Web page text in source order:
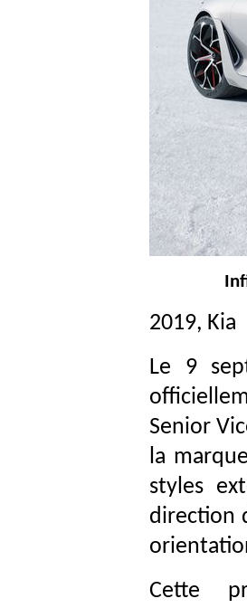
2019, Kia
Le 9
Senior
la
styles
direction
Cette